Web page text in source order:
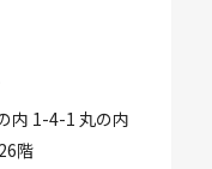
内 1-4-1 丸の内
階